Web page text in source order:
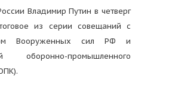
Владимир Путин в четверг
из серии совещаний с
Вооруженных сил РФ и
оборонно-промышленного